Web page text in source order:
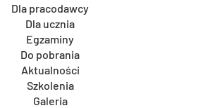
Dla pracodawcy
Dla ucznia
Egzaminy
Do pobrania
Aktualności
Szkolenia
Galeria